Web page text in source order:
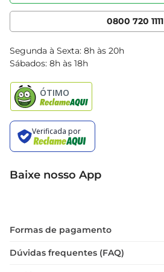
Cencosud Media
Clube Bretas
Blog Bretas
Black Friday
0800 720 1111
Segunda à Sexta: 8h às 20h
Sábados: 8h às 18h
Baixe nosso App
Formas de pagamento
Dúvidas frequentes (FAQ)